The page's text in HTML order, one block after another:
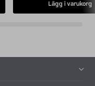
Lägg i varukorg